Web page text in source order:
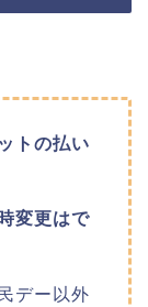
トの払い
変更はで
デー以外